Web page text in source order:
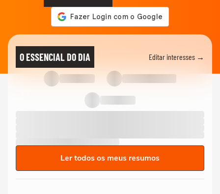
O ESSENCIAL DO DIA Editar interesses →
Ler todos os meus resumos